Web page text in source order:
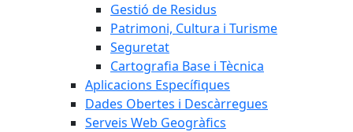
Gestió de Residus
Patrimoni, Cultura i Turisme
Seguretat
Cartografia Base i Tècnica
Aplicacions Específiques
Dades Obertes i Descàrregues
Serveis Web Geogràfics